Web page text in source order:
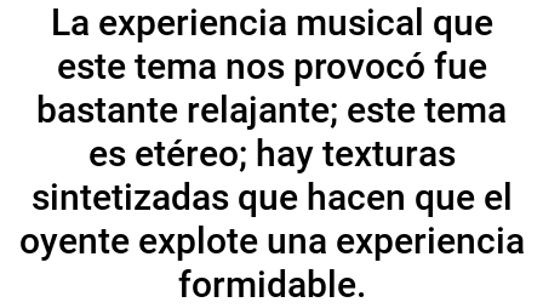
La experiencia musical que
este tema nos provocó fue
bastante relajante; este tema
es etéreo; hay texturas
sintetizadas que hacen que el
oyente explote una experiencia
formidable.